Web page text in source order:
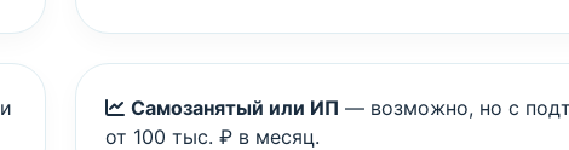
Самозанятый или ИП — возможно, но с
от 100 тыс. ₽ в месяц.